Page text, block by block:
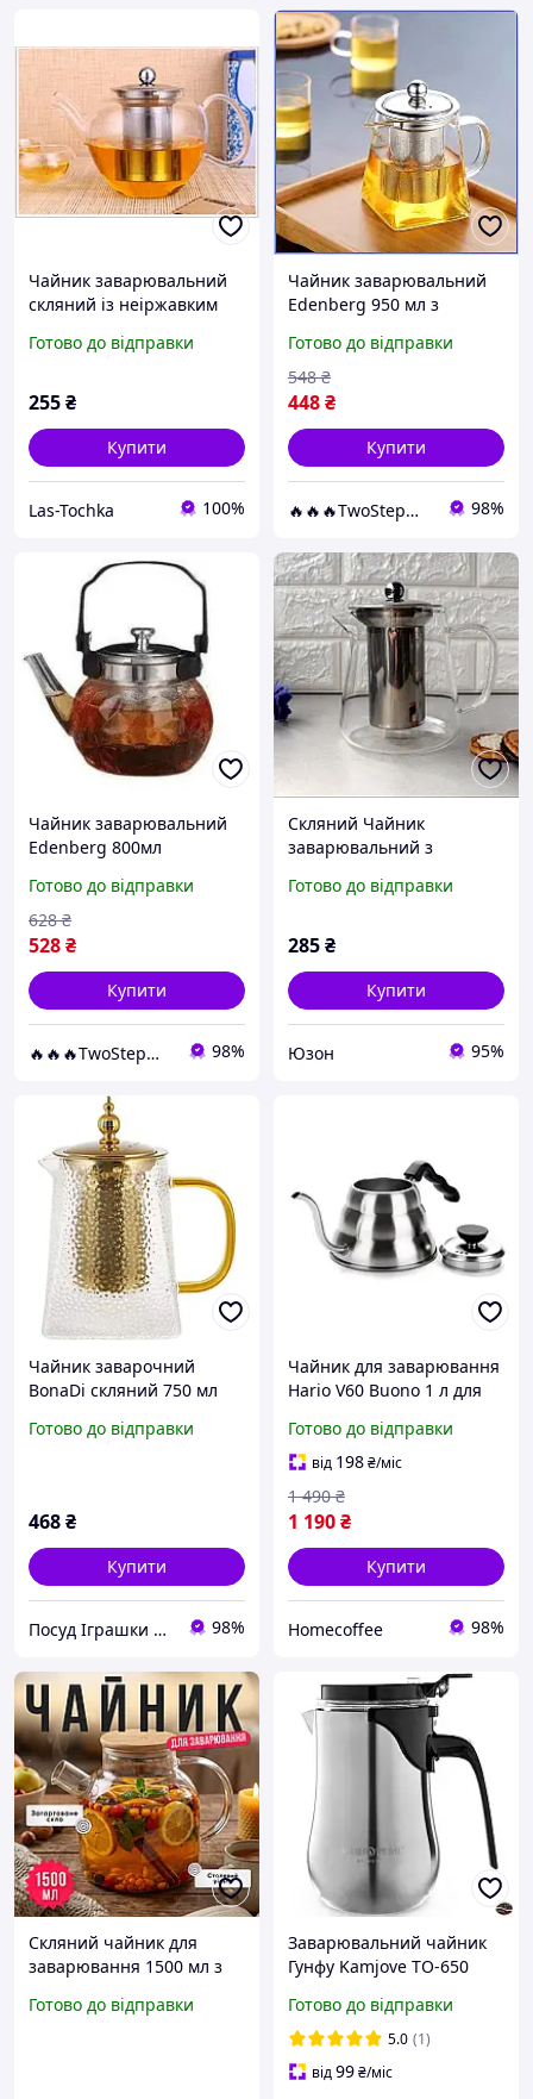
Чайник заварювальний
скляний із неіржавким
Готово до відправки
255₴
Купити
Las-Tochka 100%
Чайник заварювальний
Edenberg 950 мл з
ситечком з нержавіючої
сталі для трав та чаю
Готово до відправки
448₴
548 ₴
Купити
🔥🔥🔥TwoStep🔥🔥🔥 98%
Чайник заварювальний
Edenberg 800мл
бакеліт нержавіюча сталь
для посудомийних машин
1200 мл
Готово до відправки
528₴
628 ₴
Купити
🔥🔥🔥TwoStep🔥🔥🔥 98%
Скляний Чайник
заварювальний з
650 мл
Готово до відправки
285₴
Купити
Юзон 95%
Чайник заварочний
BonaDi скляний 750 мл
нержавіючої сталі
Готово до відправки
468₴
Купити
Посуд Іграшки Канцелярія Творчість Для всієї Сім'ї 98%
Чайник для заварювання
Hario V60 Buono 1 л для
нержавійки для плити
Сріблястий для пуровера
Готово до відправки
від 198₴/міс
1 190₴
1 490 ₴
Купити
Homecoffee 98%
Скляний чайник для
заварювання 1500 мл з
прозорий чайник для
Готово до відправки
Заварювальний чайник
Гунфу Kamjove TO-650
ідеального чаю в
домашніх умовах
Готово до відправки
5.0 (1)
від99₴/міс